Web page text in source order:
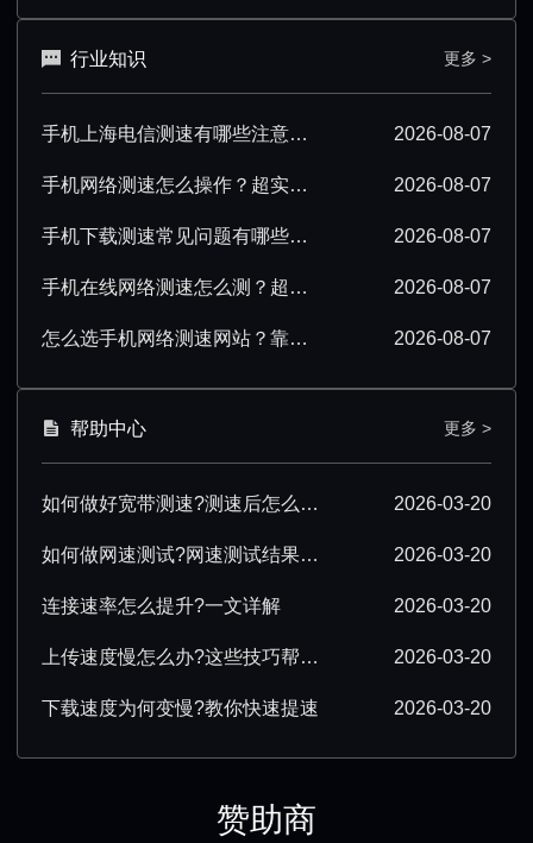
行业知识 更多 >
手机上海电信测速有哪些注意事项？看完少走弯路 2026-08-07
手机网络测速怎么操作？超实用步骤与技巧分享 2026-08-07
手机下载测速常见问题有哪些？一文解答所有疑惑 2026-08-07
手机在线网络测速怎么测？超实用操作技巧分享 2026-08-07
怎么选手机网络测速网站？靠谱平台挑选指南 2026-08-07
帮助中心 更多 >
如何做好宽带测速?测速后怎么优化? 2026-03-20
如何做网速测试?网速测试结果怎么解读? 2026-03-20
连接速率怎么提升?一文详解 2026-03-20
上传速度慢怎么办?这些技巧帮你提速 2026-03-20
下载速度为何变慢?教你快速提速 2026-03-20
赞助商